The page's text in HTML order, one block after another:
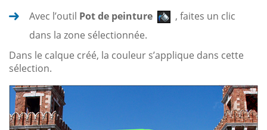
Avec l’outil Pot de peinture
, faites un clic
dans la zone sélectionnée.
Dans le calque créé, la couleur s’applique dans cette
sélection.